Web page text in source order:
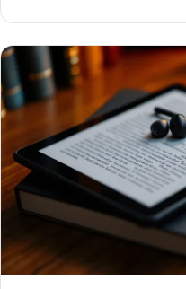
хартията, който ги